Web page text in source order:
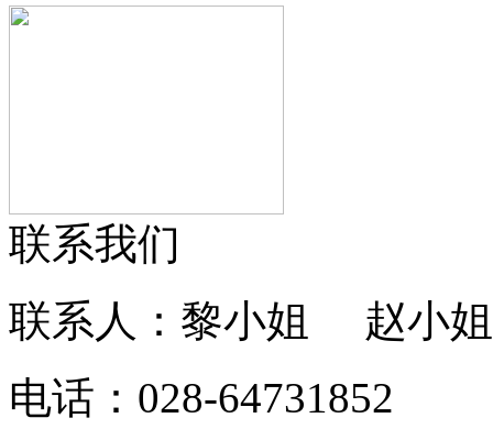
联系我们
联系人：黎小姐 赵小姐
电话：028-64731852